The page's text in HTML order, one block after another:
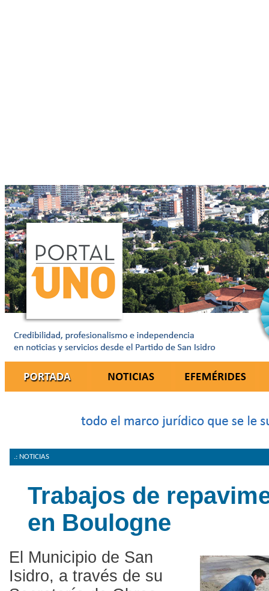
.: NOTICIAS
Trabajos de
en Boulogne
El Municipio de San
Isidro, a través de su